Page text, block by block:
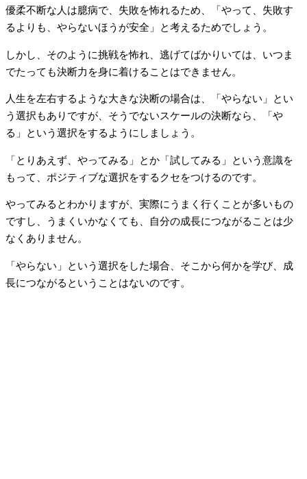
優柔不断な人は臆病で、失敗を怖れるため、「やって、失敗す
るよりも、やらないほうが安全」と考えるためでしょう。
しかし、そのように挑戦を怖れ、逃げてばかりいては、いつま
でたっても決断力を身に着けることはできません。
人生を左右するような大きな決断の場合は、「やらない」とい
う選択もありですが、そうでないスケールの決断なら、「や
る」という選択をするようにしましょう。
「とりあえず、やってみる」とか「試してみる」という意識を
もって、ポジティブな選択をするクセをつけるのです。
やってみるとわかりますが、実際にうまく行くことが多いもの
ですし、うまくいかなくても、自分の成長につながることは少
なくありません。
「やらない」という選択をした場合、そこから何かを学び、成
長につながるということはないのです。